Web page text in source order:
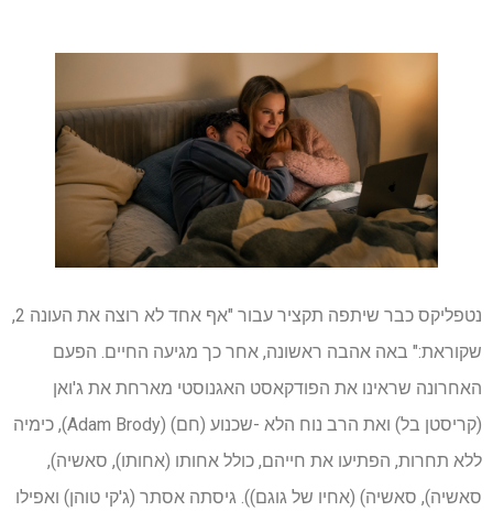
נטפליקס כבר שיתפה תקציר עבור "אף אחד לא רוצה את העונה 2,
שקוראת:" באה אהבה ראשונה, אחר כך מגיעה החיים. הפעם
האחרונה שראינו את הפודקאסט האגנוסטי מארחת את ג'ואן
(קריסטן בל) ואת הרב נוח הלא -שכנוע (חם) (Adam Brody), כימיה
ללא תחרות, הפתיעו את חייהם, כולל אחותו (אחותו), סאשיה), ​​
סאשיה), ​​סאשיה) (אחיו של גוגם)). גיסתה אסתר (ג'קי טוהן) ואפילו